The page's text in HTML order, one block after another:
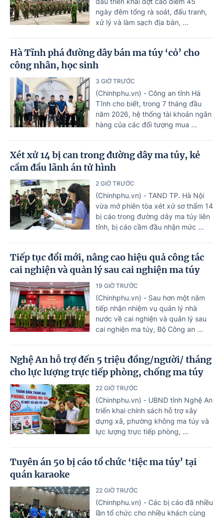
ngày đêm tổng rà soát, đấu tranh,
xử lý và làm sạch địa bàn, ...
Hà Tĩnh phá đường dây bán ma túy ‘cỏ’ cho
công nhân, học sinh
3 GIỜ TRƯỚC
(Chinhphu.vn) - Công an tỉnh Hà
Tĩnh cho biết, trong 7 tháng đầu
năm 2026, hệ thống tài khoản ngân
hàng của các đối tượng mua ...
Xét xử 14 bị can trong đường dây ma túy, kẻ
cầm đầu lãnh án tử hình
2 GIỜ TRƯỚC
(Chinhphu.vn) - TAND TP. Hà Nội
vừa mở phiên tòa xét xử sơ thẩm 14
bị cáo trong đường dây ma túy liên
tỉnh, bị cáo cầm đầu nhận mức ...
Tiếp tục đổi mới, nâng cao hiệu quả công tác
cai nghiện và quản lý sau cai nghiện ma túy
19 GIỜ TRƯỚC
(Chinhphu.vn) - Sau hơn một năm
tiếp nhận nhiệm vụ quản lý nhà
nước về cai nghiện và quản lý sau
cai nghiện ma túy, Bộ Công an ...
Nghệ An hỗ trợ đến 5 triệu đồng/người/ tháng
cho lực lượng trực tiếp phòng, chống ma túy
22 GIỜ TRƯỚC
(Chinhphu.vn) - UBND tỉnh Nghệ An
triển khai chính sách hỗ trợ xây
dựng xã, phường không ma túy và
lực lượng trực tiếp phòng, ...
Tuyên án 50 bị cáo tổ chức ‘tiệc ma túy’ tại
quán karaoke
22 GIỜ TRƯỚC
(Chinhphu.vn) - Các bị cáo đã nhiều
lần tổ chức cho nhiều khách cùng